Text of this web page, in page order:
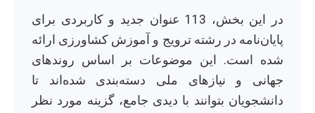
در این بخش، 113 عنوان جدید و کاربردی برای
پایان‌نامه در رشته ترویج و آموزش کشاورزی ارائه
شده است. این موضوعات بر اساس روندهای
جهانی و نیازهای ملی دسته‌بندی شده‌اند تا
دانشجویان بتوانند با دیدی جامع، گزینه مورد نظر